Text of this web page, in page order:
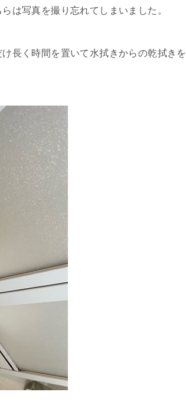
は写真を撮り忘れてしまいました。
長く時間を置いて水拭きからの乾拭きを